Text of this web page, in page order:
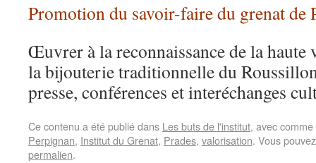
Promotion du savoir-faire du grenat de
Œuvrer à la reconnaissance de la haute
la bijouterie traditionnelle du
presse, conférences et interéchanges
Ce contenu a été publié dans Les buts de l'institut, avec
Perpignan, Institut du Grenat, Prades, valorisation. Vous
permalien.